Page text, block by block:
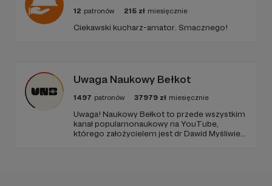
12 patronów 215 zł miesięcznie
Ciekawski kucharz-amator. Smacznego!
Uwaga Naukowy Bełkot
1497 patronów 37979 zł miesięcznie
Uwaga! Naukowy Bełkot to przede wszystkim
kanał popularnonaukowy na YouTube,
którego założycielem jest dr Dawid Myśliwiec.